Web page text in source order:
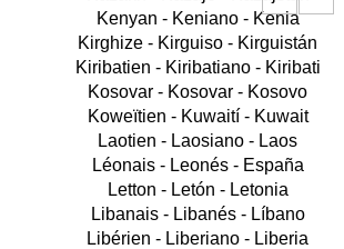
Kenyan - Keniano - Kenia
Kirghize - Kirguiso - Kirguistán
Kiribatien - Kiribatiano - Kiribati
Kosovar - Kosovar - Kosovo
Koweïtien - Kuwaití - Kuwait
Laotien - Laosiano - Laos
Léonais - Leonés - España
Letton - Letón - Letonia
Libanais - Libanés - Líbano
Libérien - Liberiano - Liberia